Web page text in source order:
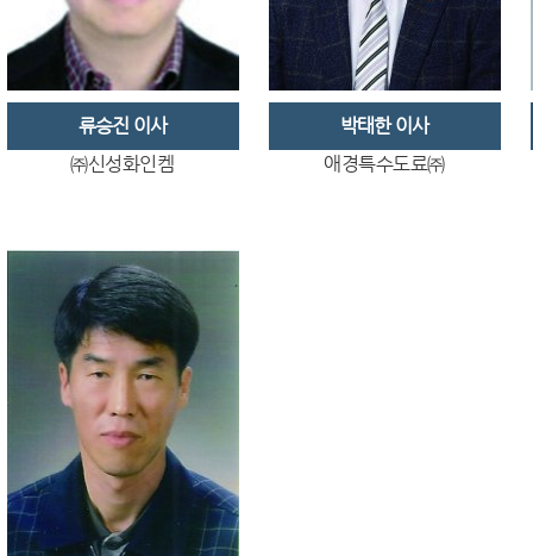
류승진 이사
㈜신성화인켐
박태한 이사
애경특수도료㈜